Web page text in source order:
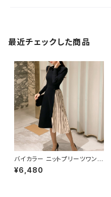
最近チェックした商品
バイカラー ニットプリーツワンピ
ース C-OAW1017
¥6,480